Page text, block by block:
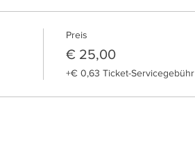
Preis
€ 25,00
+€ 0,63 Ticket-Servicegebühr